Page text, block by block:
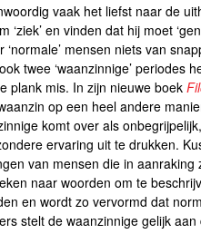
vaak het liefst naar de
en vinden dat hij moet
mensen niets van
twee ‘waanzinnige’ periodes
plank mis. In zijn nieuwe boek
op een heel andere
komt over als
ervaring uit te drukken.
van mensen die in aanraking
naar woorden om te
en wordt zo vervormd dat
stelt de waanzinnige gelijk aan